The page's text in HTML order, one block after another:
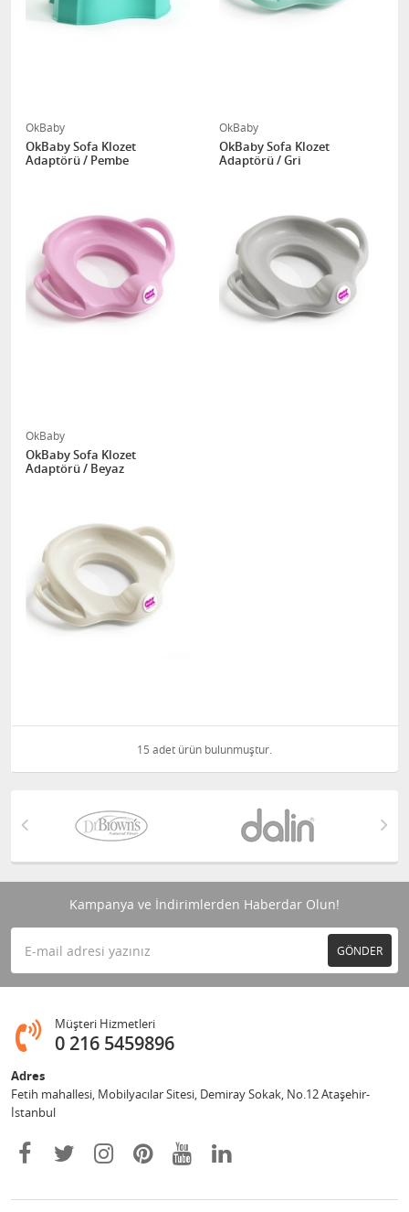
OkBaby
OkBaby Sofa Klozet
Adaptörü / Pembe
OkBaby
OkBaby Sofa Klozet
Adaptörü / Gri
OkBaby
OkBaby Sofa Klozet
Adaptörü / Beyaz
15 adet ürün bulunmuştur.
Kampanya ve İndirimlerden Haberdar Olun!
GÖNDER
Müşteri Hizmetleri
0 216 5459896
Adres
Fetih mahallesi, Mobilyacılar Sitesi, Demiray Sokak, No.12 Ataşehir-
İstanbul